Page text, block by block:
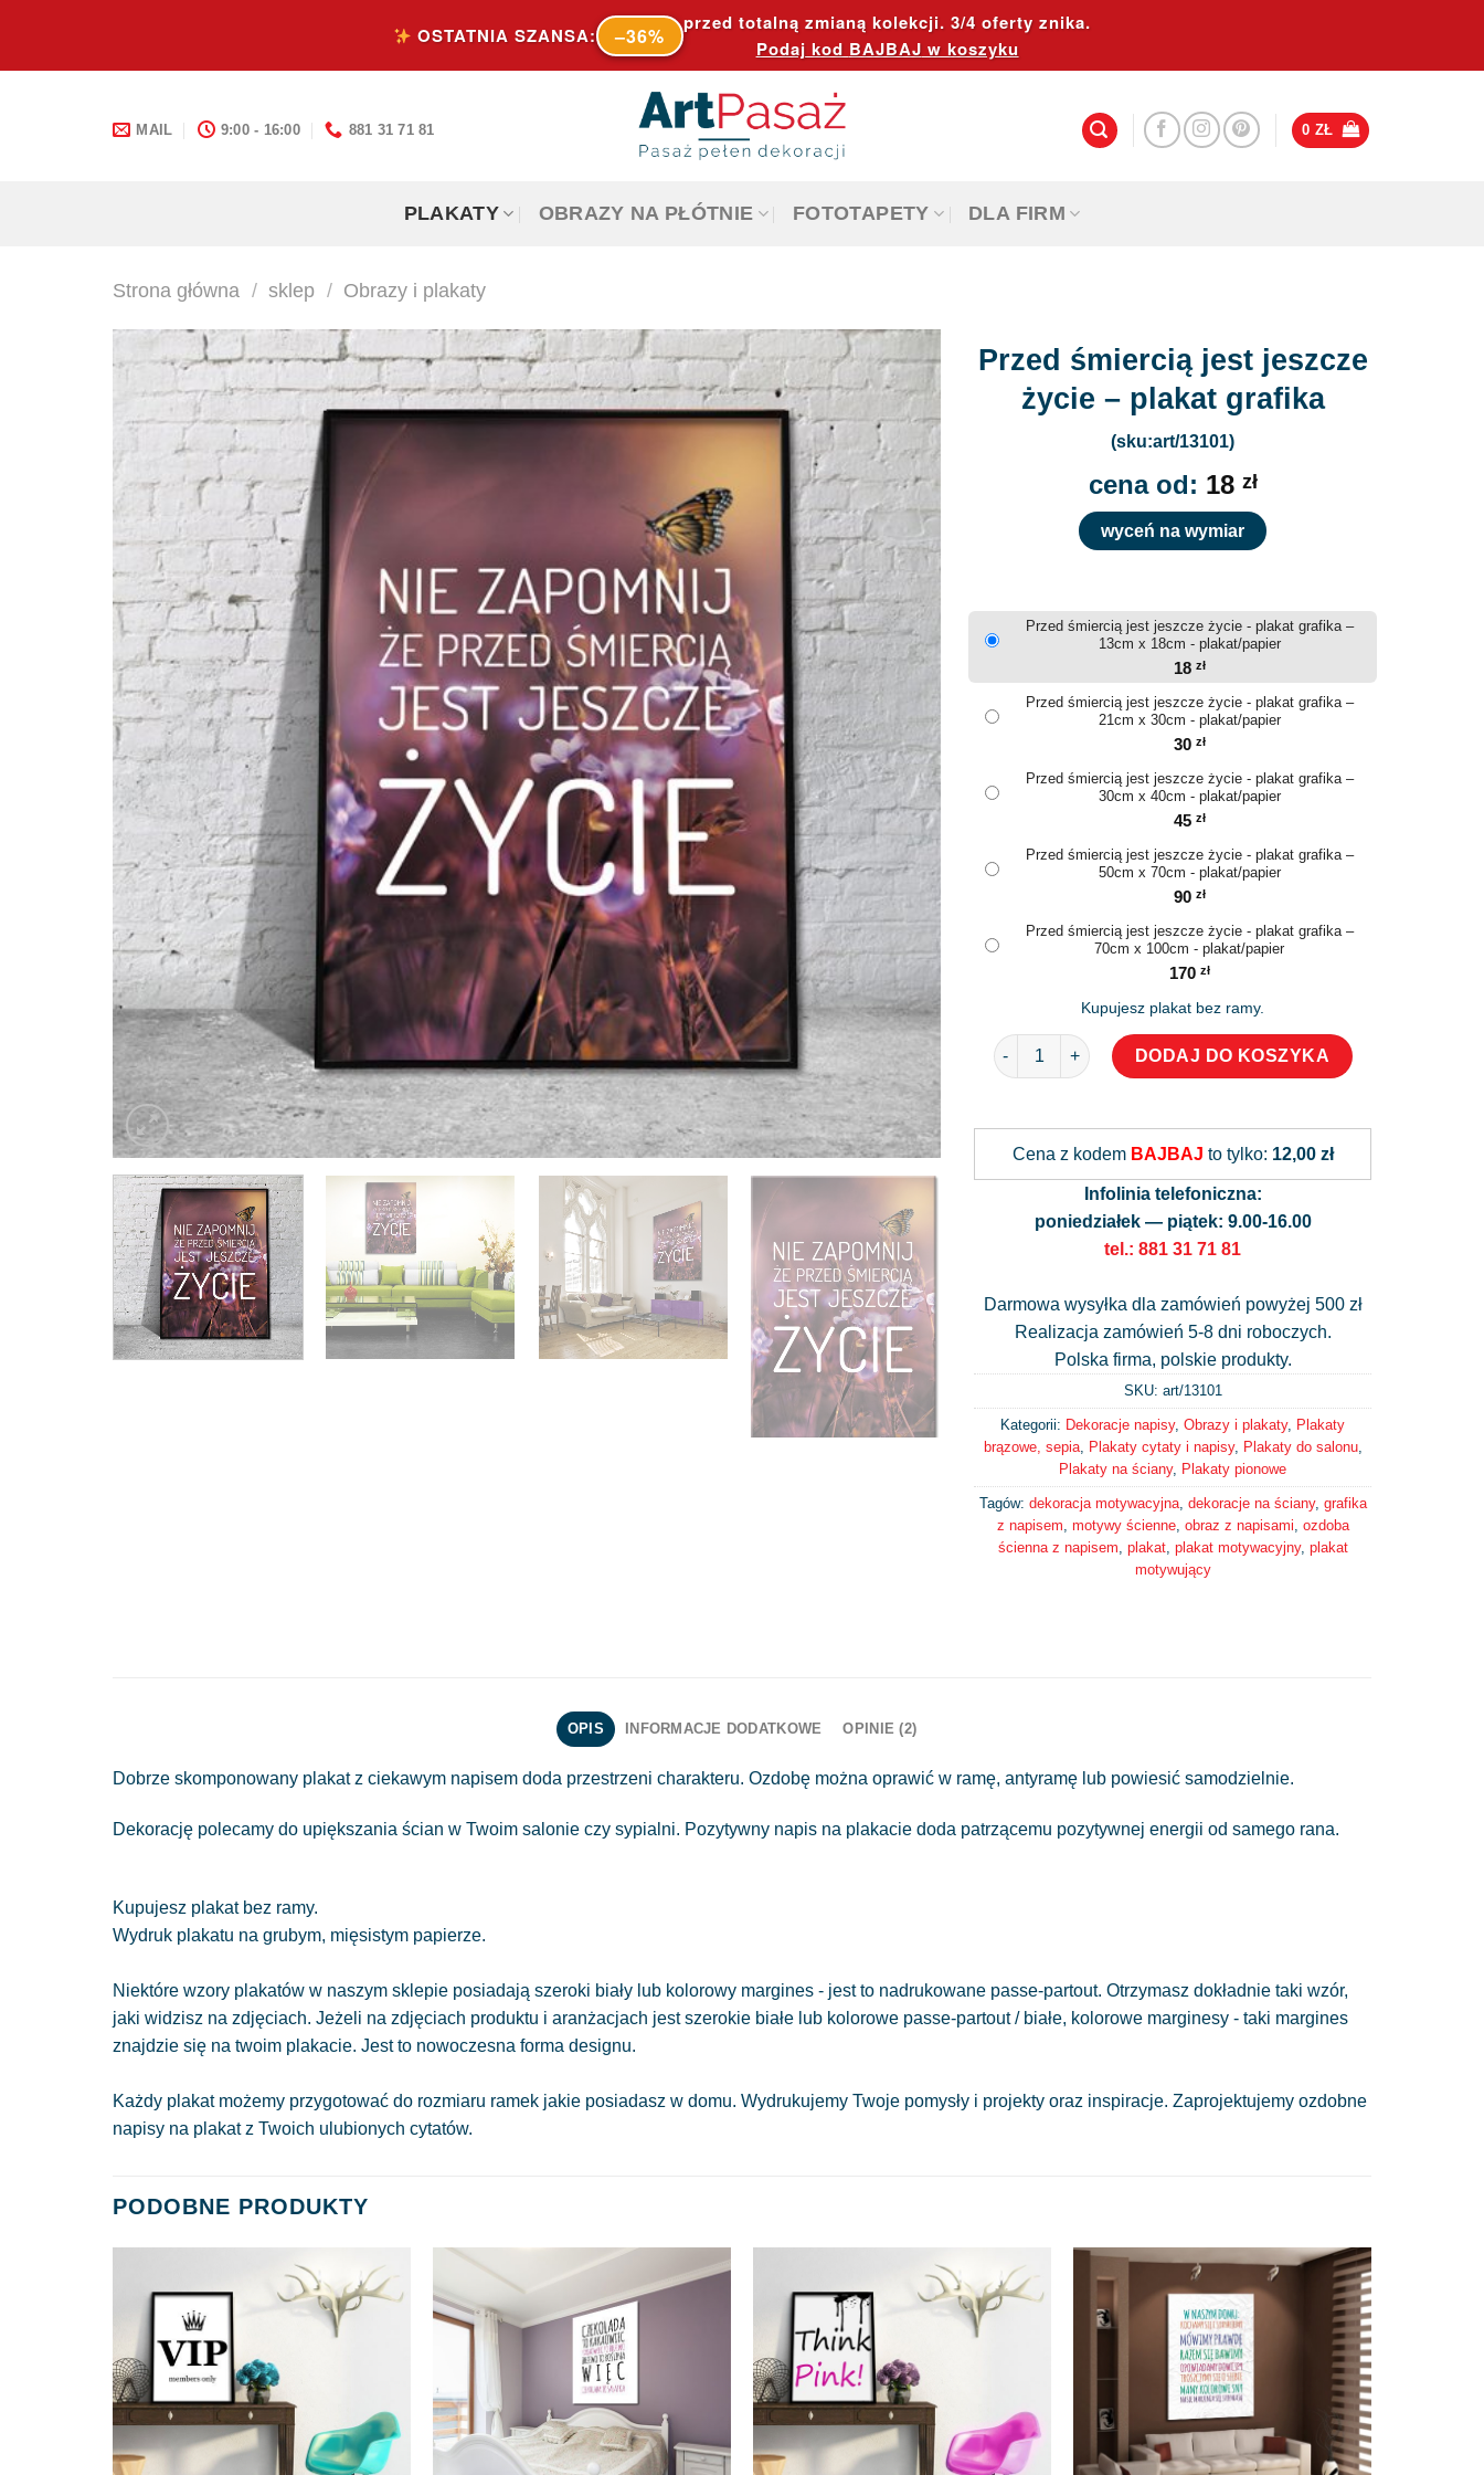
content
OSTATNIA SZANSA: –36%
przed totalną zmianą kolekcji. 3/4 oferty znika.
Podaj kod BAJBAJ w koszyku
MAIL 9:00 - 16:00 881 31 71 81 0 ZŁ
PLAKATY OBRAZY NA PŁÓTNIE FOTOTAPETY DLA FIRM
Strona główna / sklep / Obrazy i plakaty
Przed śmiercią jest jeszcze
życie – plakat grafika
(sku:art/13101)
cena od: 18 zł
wyceń na wymiar
Przed śmiercią jest jeszcze życie - plakat grafika –
13cm x 18cm - plakat/papier
18 zł
Przed śmiercią jest jeszcze życie - plakat grafika –
21cm x 30cm - plakat/papier
30 zł
Przed śmiercią jest jeszcze życie - plakat grafika –
30cm x 40cm - plakat/papier
45 zł
Przed śmiercią jest jeszcze życie - plakat grafika –
50cm x 70cm - plakat/papier
90 zł
Przed śmiercią jest jeszcze życie - plakat grafika –
70cm x 100cm - plakat/papier
170 zł
Kupujesz plakat bez ramy.
ilość Przed śmiercią jest jeszcze życie - plakat grafika
DODAJ DO KOSZYKA
Cena z kodem BAJBAJ to tylko: 12,00 zł
Infolinia telefoniczna:
poniedziałek — piątek: 9.00-16.00
tel.: 881 31 71 81
Darmowa wysyłka dla zamówień powyżej 500 zł
Realizacja zamówień 5-8 dni roboczych.
Polska firma, polskie produkty.
SKU: art/13101
Kategorii: Dekoracje napisy, Obrazy i plakaty, Plakaty
brązowe, sepia, Plakaty cytaty i napisy, Plakaty do salonu,
Plakaty na ściany, Plakaty pionowe
Tagów: dekoracja motywacyjna, dekoracje na ściany, grafika
z napisem motywy ścienne, obraz z napisami ozdoba
ścienna z napisem plakat, plakat motywacyjny, plakat
motywujący
OPIS INFORMACJE DODATKOWE OPINIE (2)
Dobrze skomponowany plakat z ciekawym napisem doda przestrzeni charakteru. Ozdobę można oprawić w ramę, antyramę lub powiesić samodzielnie.
Dekorację polecamy do upiększania ścian w Twoim salonie czy sypialni. Pozytywny napis na plakacie doda patrzącemu pozytywnej energii od samego rana.
Kupujesz plakat bez ramy.
Wydruk plakatu na grubym, mięsistym papierze.
Niektóre wzory plakatów w naszym sklepie posiadają szeroki biały lub kolorowy margines - jest to nadrukowane passe-partout. Otrzymasz dokładnie taki wzór,
jaki widzisz na zdjęciach. Jeżeli na zdjęciach produktu i aranżacjach jest szerokie białe lub kolorowe passe-partout / białe, kolorowe marginesy - taki margines
znajdzie się na twoim plakacie. Jest to nowoczesna forma designu.
Każdy plakat możemy przygotować do rozmiaru ramek jakie posiadasz w domu. Wydrukujemy Twoje pomysły i projekty oraz inspiracje. Zaprojektujemy ozdobne
napisy na plakat z Twoich ulubionych cytatów.
PODOBNE PRODUKTY